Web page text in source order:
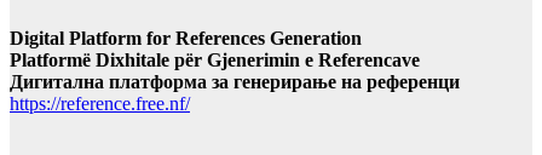
Digital Platform for References Generation
Platformë Dixhitale për Gjenerimin e Referencave
Дигитална платформа за генерирање на референци
https://reference.free.nf/